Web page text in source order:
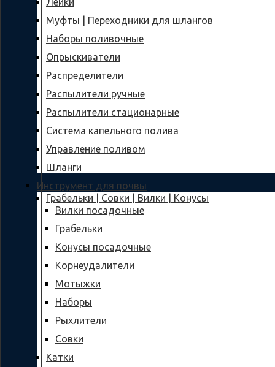
Муфты | Переходники для шлангов
Наборы поливочные
Опрыскиватели
Распределители
Распылители ручные
Распылители стационарные
Система капельного полива
Управление поливом
Шланги
Инструмент для почвы
Грабельки | Совки | Вилки | Конусы
Вилки посадочные
Грабельки
Конусы посадочные
Корнеудалители
Мотыжки
Наборы
Рыхлители
Совки
Катки